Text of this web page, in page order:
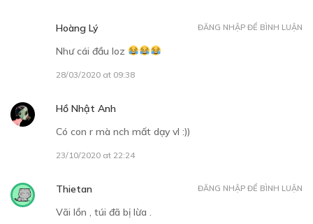
TẬP 11
Giống người kinh dị
Hoàng Lý
Như cái đầu loz
28/03/2020 at 09:38
ĐĂNG NHẬP ĐỂ BÌNH LUẬN
Hồ Nhật Anh
Có con r mà nch mất dạy vl :))
23/10/2020 at 22:24
Thietan
Vãi lồn , túi đã bị lừa .
ĐĂNG NHẬP ĐỂ BÌNH LUẬN